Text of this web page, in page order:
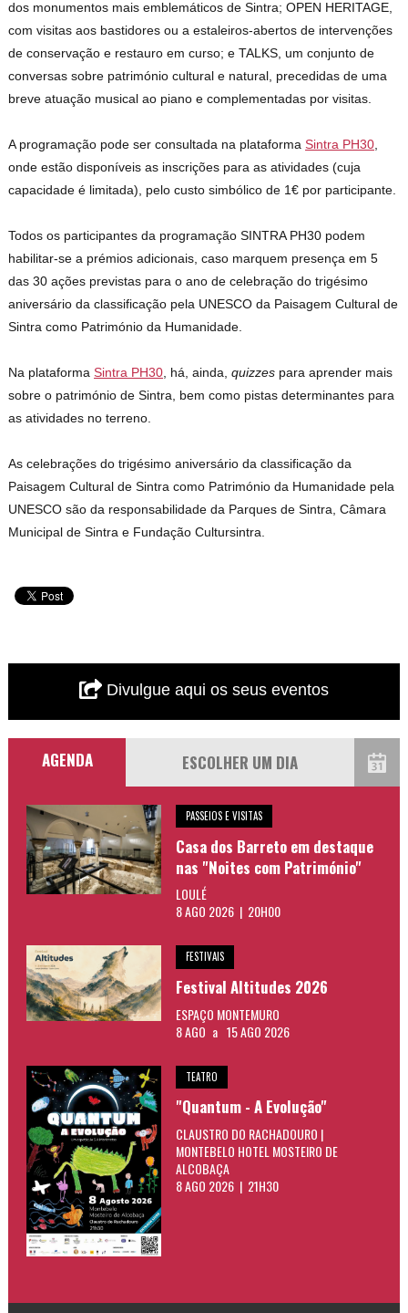
dos monumentos mais emblemáticos de Sintra; OPEN HERITAGE,
com visitas aos bastidores ou a estaleiros-abertos de intervenções
de conservação e restauro em curso; e TALKS, um conjunto de
conversas sobre património cultural e natural, precedidas de uma
breve atuação musical ao piano e complementadas por visitas.
A programação pode ser consultada na plataformaSintra PH30
onde estão disponíveis as inscrições para as atividades (cuja
capacidade é limitada), pelo custo simbólico de 1€ por participante.
Todos os participantes da programação SINTRA PH30 podem
habilitar-se a prémios adicionais, caso marquem presença em 5
das 30 ações previstas para o ano de celebração do trigésimo
aniversário da classificação pela UNESCO da Paisagem Cultural de
Sintra como Património da Humanidade.
Na plataformaSintra PH30 , há, ainda,quizzes para aprender mais
sobre o património de Sintra, bem como pistas determinantes para
as atividades no terreno.
As celebrações do trigésimo aniversário da classificação da
Paisagem Cultural de Sintra como Património da Humanidade pela
UNESCO são da responsabilidade da Parques de Sintra, Câmara
Municipal de Sintra e Fundação Cultursintra.
Divulgue aqui os seus eventos
AGENDA
PASSEIOS E VISITAS
Casa dos Barreto em destaque
nas "Noites com Património"
LOULÉ
8 AGO 2026 | 20H00
FESTIVAIS
Festival Altitudes 2026
ESPAÇO MONTEMURO
8 AGO a 15 AGO 2026
TEATRO
"Quantum - A Evolução"
CLAUSTRO DO RACHADOURO |
MONTEBELO HOTEL MOSTEIRO DE
ALCOBAÇA
8 AGO 2026 | 21H30